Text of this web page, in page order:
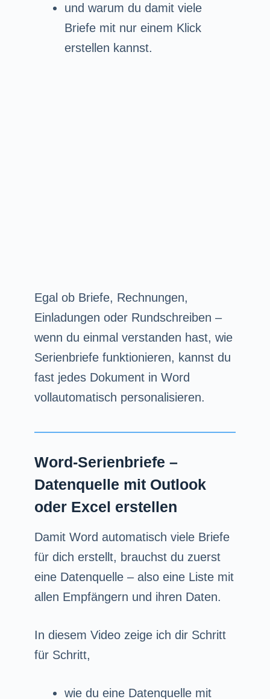
und warum du damit viele
Briefe mit nur einem Klick
erstellen kannst.
Egal ob Briefe, Rechnungen,
Einladungen oder Rundschreiben –
wenn du einmal verstanden hast, wie
Serienbriefe funktionieren, kannst du
fast jedes Dokument in Word
vollautomatisch personalisieren.
Word-Serienbriefe –
Datenquelle mit Outlook
oder Excel erstellen
Damit Word automatisch viele Briefe
für dich erstellt, brauchst du zuerst
eine Datenquelle – also eine Liste mit
allen Empfängern und ihren Daten.
In diesem Video zeige ich dir Schritt
für Schritt,
wie du eine Datenquelle mit